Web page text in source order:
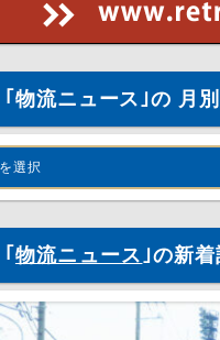
｢物流ニュース｣の 月
選択
｢ 物流ニュース ｣の新